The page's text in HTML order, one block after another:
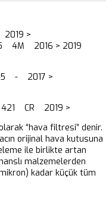
2019 >
4M 2016 > 2019
- 2017 >
421 CR 2019 >
“hava filtresi” denir.
orijinal hava kutusuna
ile birlikte artan
malzemelerden
mikron) kadar küçük tüm